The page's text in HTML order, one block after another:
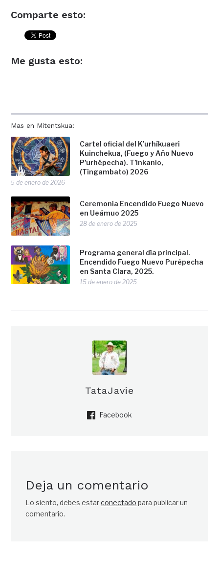
Mas en Mitentskua:
Cartel oficial del K’urhíkuaeri
Kuinchekua, (Fuego y Año Nuevo
P’urhépecha). T’inkanio,
(Tingambato) 2026
5 de enero de 2026
Ceremonia Encendido Fuego Nuevo
en Ueámuo 2025
28 de enero de 2025
Programa general día principal.
Encendido Fuego Nuevo Purépecha
en Santa Clara, 2025.
15 de enero de 2025
Comparte esto:
Me gusta esto:
TataJavie
Facebook
Deja un comentario
Lo siento, debes estarconectado para publicar un
comentario.